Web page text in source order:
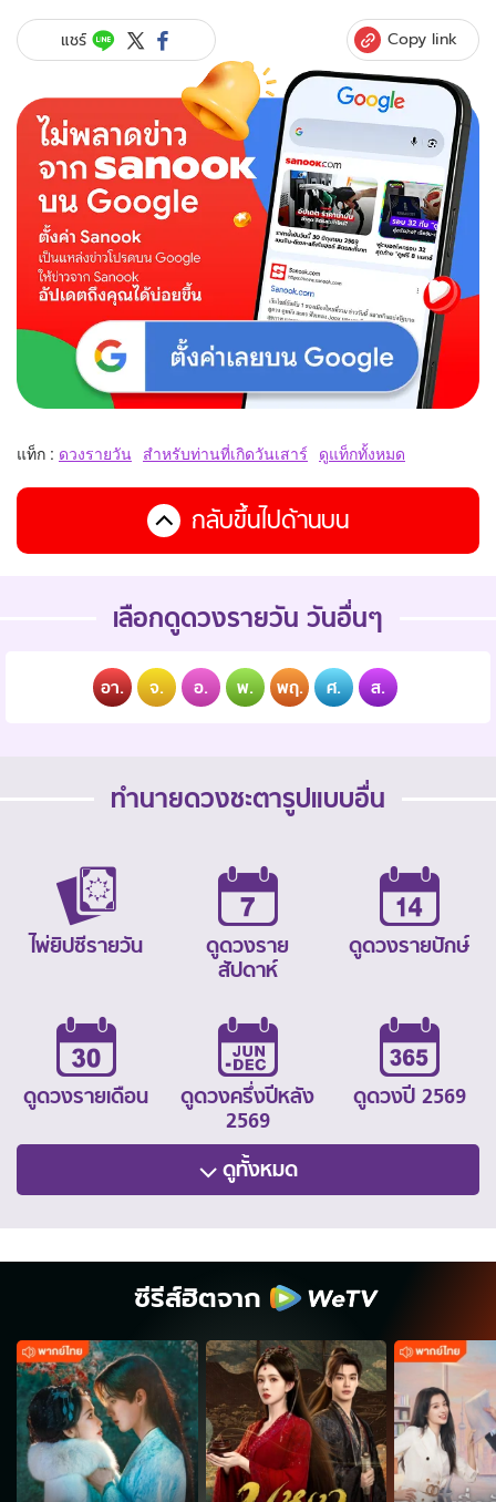
แชร์ Copy link
แท็ก : ดวงรายวัน สำหรับท่านที่เกิดวันเสาร์ ดูแท็กทั้งหมด
กลับขึ้นไปด้านบน
เลือกดูดวงรายวัน วันอื่นๆ
อา. จ. อ. พ. พฤ. ศ. ส.
ทำนายดวงชะตารูปแบบอื่น
ไพ่ยิปซีรายวัน
ดูดวงราย
สัปดาห์
ดูดวงรายปักษ์
ดูดวงรายเดือน
ดูดวงครึ่งปีหลัง
2569
ดูดวงปี 2569
ดูทั้งหมด
ซีรีส์ฮิตจาก